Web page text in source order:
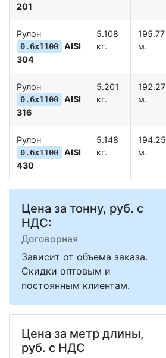
201
Рулон
0.6х1100
AISI
304
5.108
кг.
195.77
м.
Рулон
0.6х1100
AISI
316
5.201
кг.
192.27
м.
Рулон
0.6х1100
AISI
430
5.148
кг.
194.25
м.
Цена за тонну, руб. с
НДС:
Договорная
Зависит от объема заказа.
Скидки оптовым и
постоянным клиентам.
Цена за метр длины,
руб. с НДС